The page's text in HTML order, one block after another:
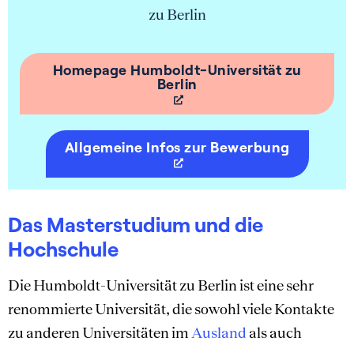
zu Berlin
Homepage Humboldt-Universität zu
Berlin
Allgemeine Infos zur Bewerbung
Das Masterstudium und die
Hochschule
Die Humboldt-Universität zu Berlin ist eine sehr
renommierte Universität, die sowohl viele Kontakte
zu anderen Universitäten im Ausland als auch